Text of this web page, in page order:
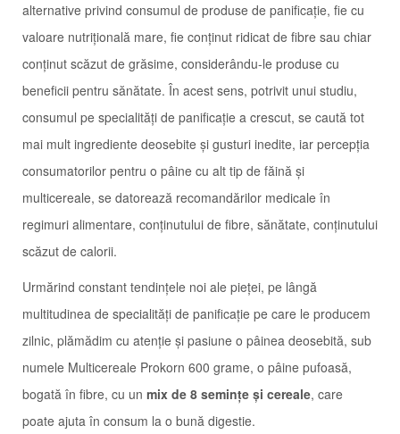
alternative privind consumul de produse de panificație, fie cu
valoare nutrițională mare, fie conținut ridicat de fibre sau chiar
conținut scăzut de grăsime, considerându-le produse cu
beneficii pentru sănătate. În acest sens, potrivit unui studiu,
consumul pe specialități de panificație a crescut, se caută tot
mai mult ingrediente deosebite și gusturi inedite, iar percepția
consumatorilor pentru o pâine cu alt tip de făină și
multicereale, se datorează recomandărilor medicale în
regimuri alimentare, conținutului de fibre, sănătate, conținutului
scăzut de calorii.
Urmărind constant tendințele noi ale pieței, pe lângă
multitudinea de specialități de panificație pe care le producem
zilnic, plămădim cu atenție și pasiune o pâinea deosebită, sub
numele Multicereale Prokorn 600 grame, o pâine pufoasă,
bogată în fibre, cu un mix de 8 semințe și cereale, care
poate ajuta în consum la o bună digestie.